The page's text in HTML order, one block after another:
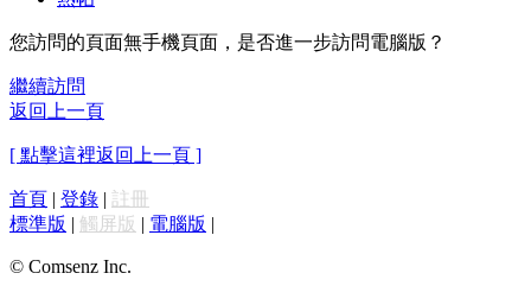
您訪問的頁面無手機頁面，是否進一步訪問電腦版？
繼續訪問
返回上一頁
[ 點擊這裡返回上一頁 ]
首頁 | 登錄 | 註冊
標準版 | 觸屏版 | 電腦版 |
© Comsenz Inc.